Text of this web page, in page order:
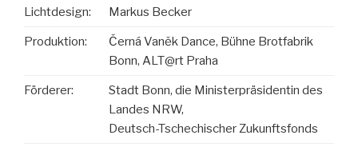
Lichtdesign: Markus Becker
Produktion:
Černá Vaněk Dance, Bühne Brotfabrik
Bonn, ALT@rt Praha
Förderer:
Stadt Bonn, die Ministerpräsidentin des
Landes NRW,
Deutsch-Tschechischer Zukunftsfonds